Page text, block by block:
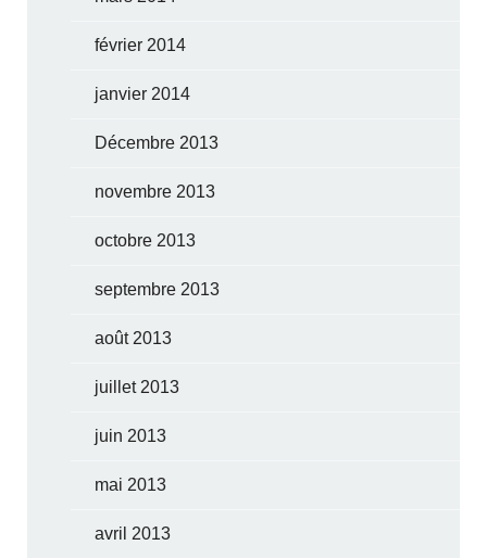
février 2014
janvier 2014
Décembre 2013
novembre 2013
octobre 2013
septembre 2013
août 2013
juillet 2013
juin 2013
mai 2013
avril 2013